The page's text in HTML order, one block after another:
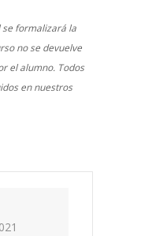
formalizará la
no se devuelve
el alumno. Todos
en nuestros